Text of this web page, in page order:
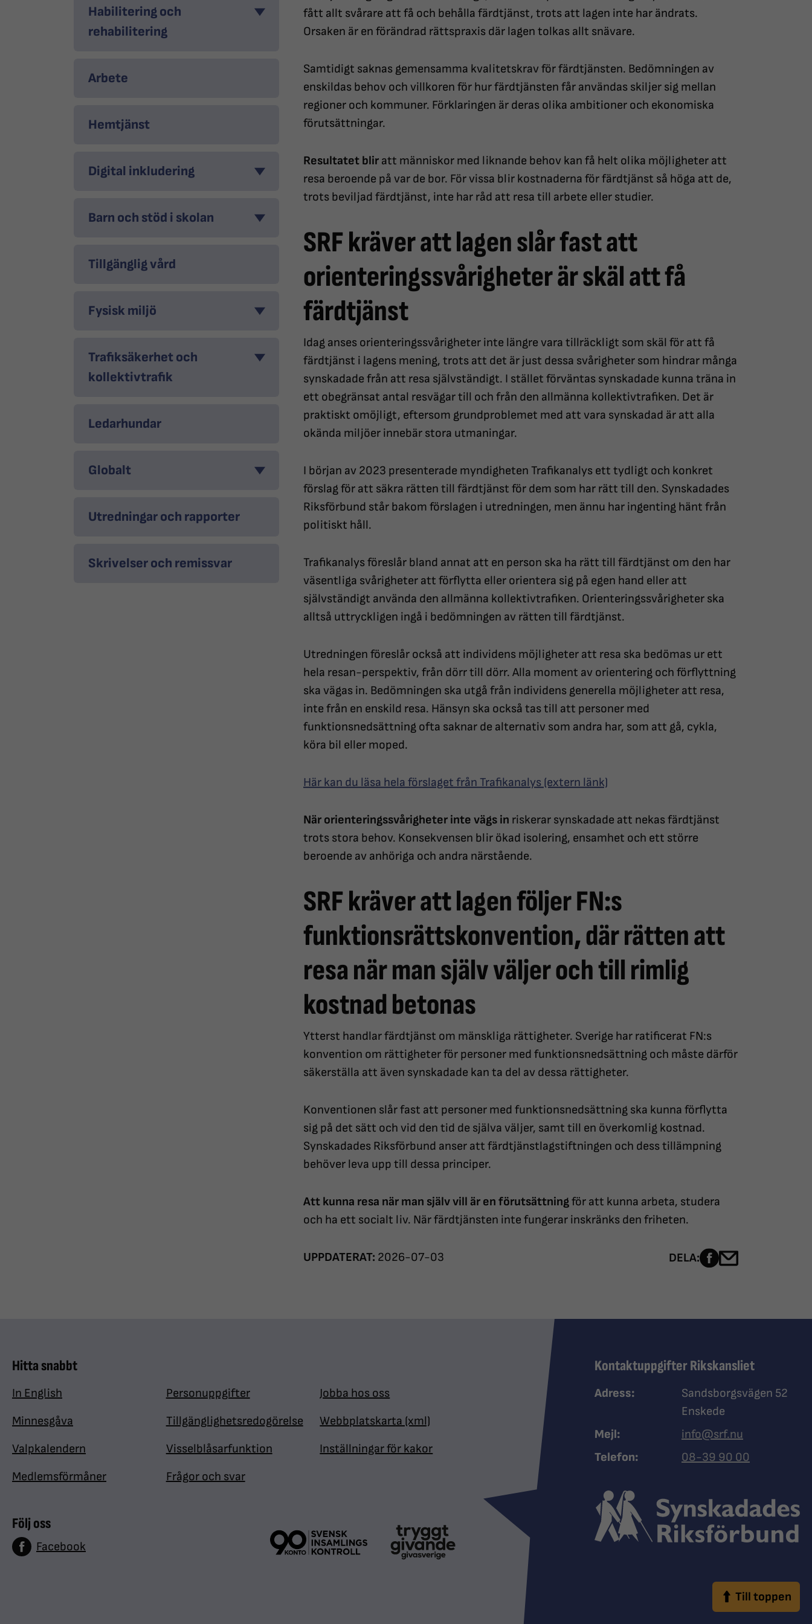
Habilitering och
rehabilitering
Arbete
Hemtjänst
Digital inkludering
Barn och stöd i skolan
Tillgänglig vård
Fysisk miljö
Trafiksäkerhet och
kollektivtrafik
Ledarhundar
Globalt
Utredningar och rapporter
Skrivelser och remissvar
fått allt svårare att få och behålla färdtjänst, trots att lagen inte har ändrats.
Orsaken är en förändrad rättspraxis där lagen tolkas allt snävare.
Samtidigt saknas gemensamma kvalitetskrav för färdtjänsten. Bedömningen av
enskildas behov och villkoren för hur färdtjänsten får användas skiljer sig mellan
regioner och kommuner. Förklaringen är deras olika ambitioner och ekonomiska
förutsättningar.
Resultatet blir att människor med liknande behov kan få helt olika möjligheter att
resa beroende på var de bor. För vissa blir kostnaderna för färdtjänst så höga att de,
trots beviljad färdtjänst, inte har råd att resa till arbete eller studier.
SRF kräver att lagen slår fast att
orienteringssvårigheter är skäl att få
färdtjänst
Idag anses orienteringssvårigheter inte längre vara tillräckligt som skäl för att få
färdtjänst i lagens mening, trots att det är just dessa svårigheter som hindrar många
synskadade från att resa självständigt. I stället förväntas synskadade kunna träna in
ett obegränsat antal resvägar till och från den allmänna kollektivtrafiken. Det är
praktiskt omöjligt, eftersom grundproblemet med att vara synskadad är att alla
okända miljöer innebär stora utmaningar.
I början av 2023 presenterade myndigheten Trafikanalys ett tydligt och konkret
förslag för att säkra rätten till färdtjänst för dem som har rätt till den. Synskadades
Riksförbund står bakom förslagen i utredningen, men ännu har ingenting hänt från
politiskt håll.
Trafikanalys föreslår bland annat att en person ska ha rätt till färdtjänst om den har
väsentliga svårigheter att förflytta eller orientera sig på egen hand eller att
självständigt använda den allmänna kollektivtrafiken. Orienteringssvårigheter ska
alltså uttryckligen ingå i bedömningen av rätten till färdtjänst.
Utredningen föreslår också att individens möjligheter att resa ska bedömas ur ett
hela resan-perspektiv, från dörr till dörr. Alla moment av orientering och förflyttning
ska vägas in. Bedömningen ska utgå från individens generella möjligheter att resa,
inte från en enskild resa. Hänsyn ska också tas till att personer med
funktionsnedsättning ofta saknar de alternativ som andra har, som att gå, cykla,
köra bil eller moped.
Här kan du läsa hela förslaget från Trafikanalys (extern länk)
När orienteringssvårigheter inte vägs in riskerar synskadade att nekas färdtjänst
trots stora behov. Konsekvensen blir ökad isolering, ensamhet och ett större
beroende av anhöriga och andra närstående.
SRF kräver att lagen följer FN:s
funktionsrättskonvention, där rätten att
resa när man själv väljer och till rimlig
kostnad betonas
Ytterst handlar färdtjänst om mänskliga rättigheter. Sverige har ratificerat FN:s
konvention om rättigheter för personer med funktionsnedsättning och måste därför
säkerställa att även synskadade kan ta del av dessa rättigheter.
Konventionen slår fast att personer med funktionsnedsättning ska kunna förflytta
sig på det sätt och vid den tid de själva väljer, samt till en överkomlig kostnad.
Synskadades Riksförbund anser att färdtjänstlagstiftningen och dess tillämpning
behöver leva upp till dessa principer.
Att kunna resa när man själv vill är en förutsättningför att kunna arbeta, studera
och ha ett socialt liv. När färdtjänsten inte fungerar inskränks den friheten.
UPPDATERAT: 2026-07-03 DELA: Dela sidan på
Till toppen
Hitta snabbt
In English
Minnesgåva
Valpkalendern
Medlemsförmåner
Personuppgifter
Tillgänglighetsredogörelse
Visselblåsarfunktion
Frågor och svar
Jobba hos oss
Webbplatskarta (xml)
Inställningar för kakor
Följ oss
Facebook
Kontaktuppgifter Rikskansliet
Adress:
Sandsborgsvägen 52
Enskede
Mejl:
info@srf.nu
Telefon:
Ring Synskadades
08-39 90 00